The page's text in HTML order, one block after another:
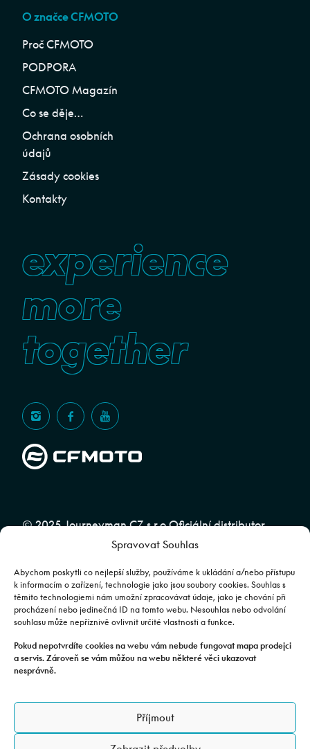
Spravovat Souhlas
Abychom poskytli co nejlepší služby, používáme k ukládání a/nebo přístupu
k informacím o zařízení, technologie jako jsou soubory cookies. Souhlas s
těmito technologiemi nám umožní zpracovávat údaje, jako je chování při
procházení nebo jedinečná ID na tomto webu. Nesouhlas nebo odvolání
souhlasu může nepříznivě ovlivnit určité vlastnosti a funkce.
Pokud nepotvrdíte cookies na webu vám nebude fungovat mapa prodejci
a servis. Zároveň se vám můžou na webu některé věci ukazovat
nesprávně.
Příjmout
O značce CFMOTO
Proč CFMOTO
PODPORA
CFMOTO Magazín
Co se děje…
Ochrana osobních
údajů
Zásady cookies
Kontakty
experience
more
together
© 2025 Journeyman CZ s.r.o Oficiální distributor
značky CFMOTO pro ČR a SR | Web spravuje
Team
Fotografie mají pouze ilustrativní charakter. Výbava, barevné
kombinace apod. se mohou lišit. Pro upřesnění kontaktujte svého
prodejce. | Veškeré zobrazené informace mají pouze informativní
charakter a nejsou nabídkou ve smyslu ustanovení §1732 odst. 2
zákona č. 89/2012 Sb., občanského zákoníku.
JOURNEYMAN CZ s.r.o. | Podjavorinské 1606/16, Chodov, 149 00
Praha 4 | IČO: 24843920, DIČ: CZ24843920 | Spisová značka: C